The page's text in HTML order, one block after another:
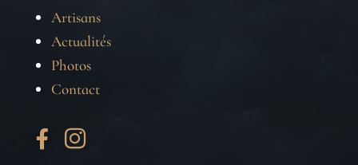
Artisans
Actualités
Photos
Contact
 